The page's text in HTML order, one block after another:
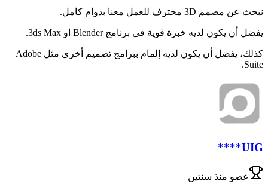
نبحث عن مصمم 3D محترف للعمل معنا بدوام كامل.
يفضل أن يكون لديه خبرة قوية في برنامج Blender او 3ds Max.
كذلك، يفضل أن يكون لديه إلمام ببرامج تصميم أخرى مثل Adobe
Suite.
UIG****
عضو منذ سنتين